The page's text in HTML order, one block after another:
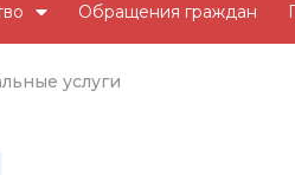
Обращения граждан
услуги